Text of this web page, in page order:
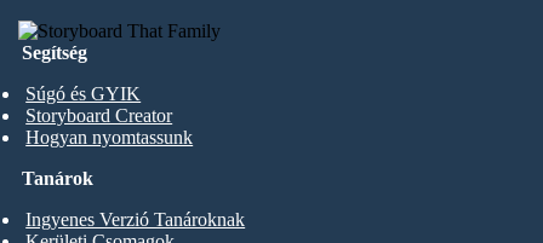
Segítség
Súgó és GYIK
Storyboard Creator
Hogyan nyomtassunk
Tanárok
Ingyenes Verzió Tanároknak